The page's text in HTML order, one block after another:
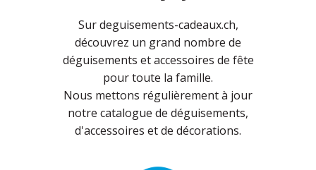
Sur deguisements-cadeaux.ch,
découvrez un grand nombre de
déguisements et accessoires de fête
pour toute la famille.
Nous mettons régulièrement à jour
notre catalogue de déguisements,
d'accessoires et de décorations.